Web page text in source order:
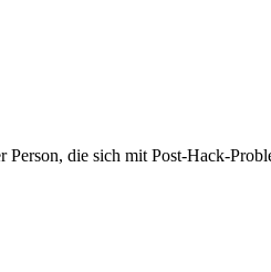
die sich mit Post-Hack-